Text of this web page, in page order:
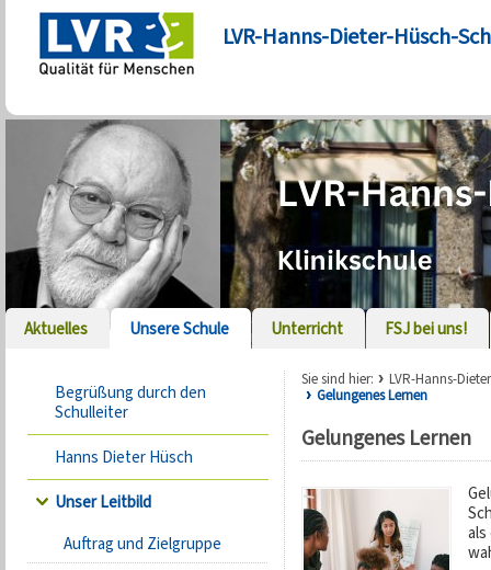
LVR-Hanns-Dieter-Hüsch-
Aktuelles Unsere Schule Unterricht FSJ bei uns!
Begrüßung durch den
Schulleiter
Hanns Dieter Hüsch
Unser Leitbild
Auftrag und Zielgruppe
Sie sind hier:
LVR-Hanns-
Gelungenes Lernen
Gelungenes Lernen